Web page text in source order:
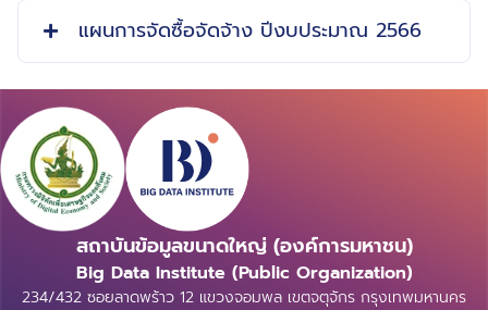
แผนการจัดซื้อจัดจ้าง ปีงบประมาณ 2566
สถาบันข้อมูลขนาดใหญ่ (องค์การมหาชน)
Big Data Institute (Public Organization)
234/432 ซอยลาดพร้าว 12 แขวงจอมพล เขตจตุจักร กรุงเทพมหานคร